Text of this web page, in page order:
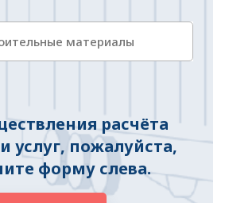
расчёта
услуг, пожалуйста,
форму слева.